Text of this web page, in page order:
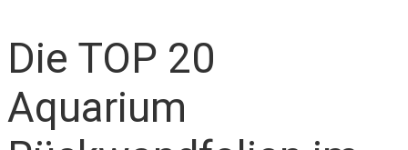
Die TOP 20
Aquarium